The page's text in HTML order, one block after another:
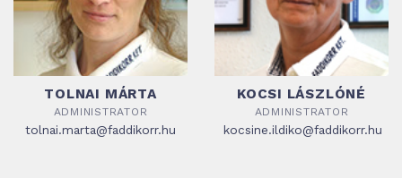
TOLNAI MÁRTA
ADMINISTRATOR
tolnai.marta@faddikorr.hu
KOCSI LÁSZLÓNÉ
ADMINISTRATOR
kocsine.ildiko@faddikorr.hu